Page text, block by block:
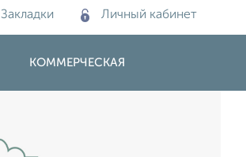
Закладки Личный кабинет
КОММЕРЧЕСКАЯ